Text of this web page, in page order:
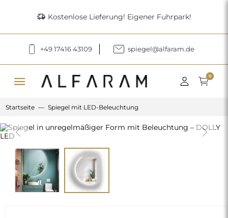
delivery_truck_speed Kostenlose Lieferung! Eigener Fuhrpark!
+49 17416 43109 spiegel@alfaram.de
menu 0
Startseite Spiegel mit LED-Beleuchtung
Previous Next